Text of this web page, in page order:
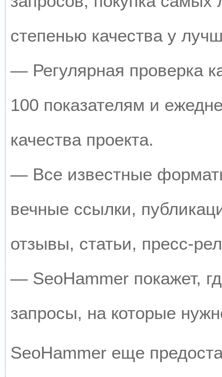
степенью качества у
— Регулярная проверка
100 показателям и
качества проекта.
— Все известные
вечные ссылки,
отзывы, статьи, пресс-
— SeoHammer покажет,
запросы, на которые
SeoHammer еще